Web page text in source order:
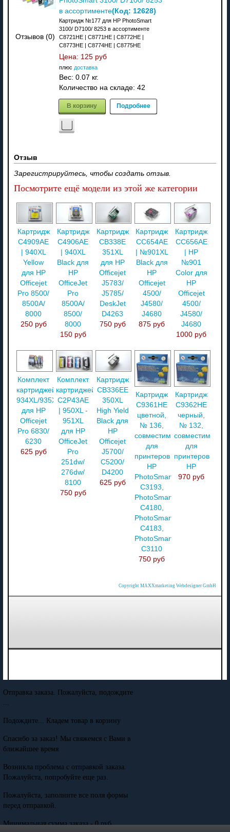
Отзывов (0)
в ассортименте(Код: 12628)
Картридж №177 для HP PhotoSmart
3100/ D7100/ 8253 в ассортименте
C8721HE | C8771HE | C8772HE |
C8773HE | C8774HE | C8775HE
Цена: 125 руб
плюс доставка
Вес: 0.07 кг.
Количество на складе: 42
В корзину Подробнее
Отзыв
Зарегистрируйтесь, чтобы создать отзыв.
Посмотрите ещё модели из этой же категории
Картридж
C4909AE
| 940XL
Yellow
для HP
Officejet
Pro 8500/
8500A/
8000
250 руб
Картридж
C4906AE
| 940XL
Black для
HP
OfficeJet
Pro
8500A/
8500/
8000
150 руб
Картридж
CB338E
351XL
для HP
Officejet
J5783/
J5785/
DeskJet
D4263
750 руб
Картридж
CC654AE
| №901XL
Black для
HP
Officejet
4500/
J4580/
J4680
875 руб
Картридж
CC656AE
| HP
№901
Color для
HP
Officejet
4500/
J4580/
J4680
1000 руб
Комплект
картриджей
934XL/935XL
для HP
Officejet
Pro 6830/
6230
625 руб
Комплект
картриджей
C2P43AE
| 950XL -
951XL
для HP
OfficeJet
Pro
251dw/
276dw/
8100
750 руб
Картридж
CB336EE
350XL
High Yield
Black для
HP
Officejet
J5700/
C5200/
D4200
625 руб
Картридж
C9361HE
цветной,
№ 136,
совместимый
для
принтеров
HP
PhotoSmart
C3193,
PhotoSmart
C4180,
PhotoSmart
C4183,
PhotoSmart
C3110
750 руб
Картридж
C9362HE
черный,
№ 132,
совместимый
для
принтеров
HP
970 руб
Copyright MAXXmarketing Webdesigner GmbH
Отправка заказа. Пожалуйста, подождите
Подождите... Кладем товар в корзину
Спасибо за заказ! Мы свяжемся с Вами в
ближайшее время
Возникла проблема с отправкой заказа.
Пожалуйста, попробуйте еще раз.
Пожалуйста, заполните все поля формы
перед отправкой.
Минимальная сумма заказа - 0 руб.